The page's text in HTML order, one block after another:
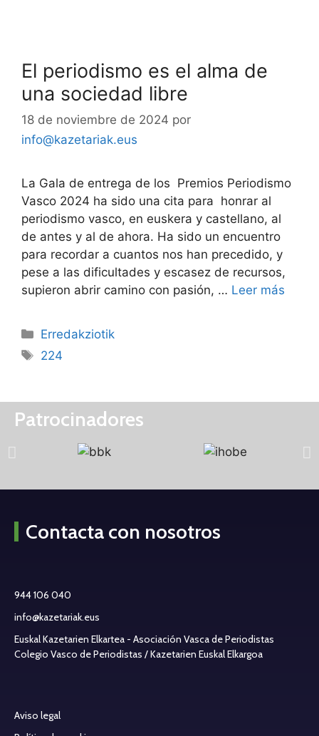
El periodismo es el alma de
una sociedad libre
18 de noviembre de 2024 por
info@kazetariak.eus
La Gala de entrega de los Premios Periodismo
Vasco 2024 ha sido una cita para honrar al
periodismo vasco, en euskera y castellano, al
de antes y al de ahora. Ha sido un encuentro
para recordar a cuantos nos han precedido, y
pese a las dificultades y escasez de recursos,
supieron abrir camino con pasión, … Leer más
Erredakziotik
224
Patrocinadores
Contacta con nosotros
944 106 040
info@kazetariak.eus
Euskal Kazetarien Elkartea - Asociación Vasca de Periodistas
Colegio Vasco de Periodistas / Kazetarien Euskal Elkargoa
Aviso legal